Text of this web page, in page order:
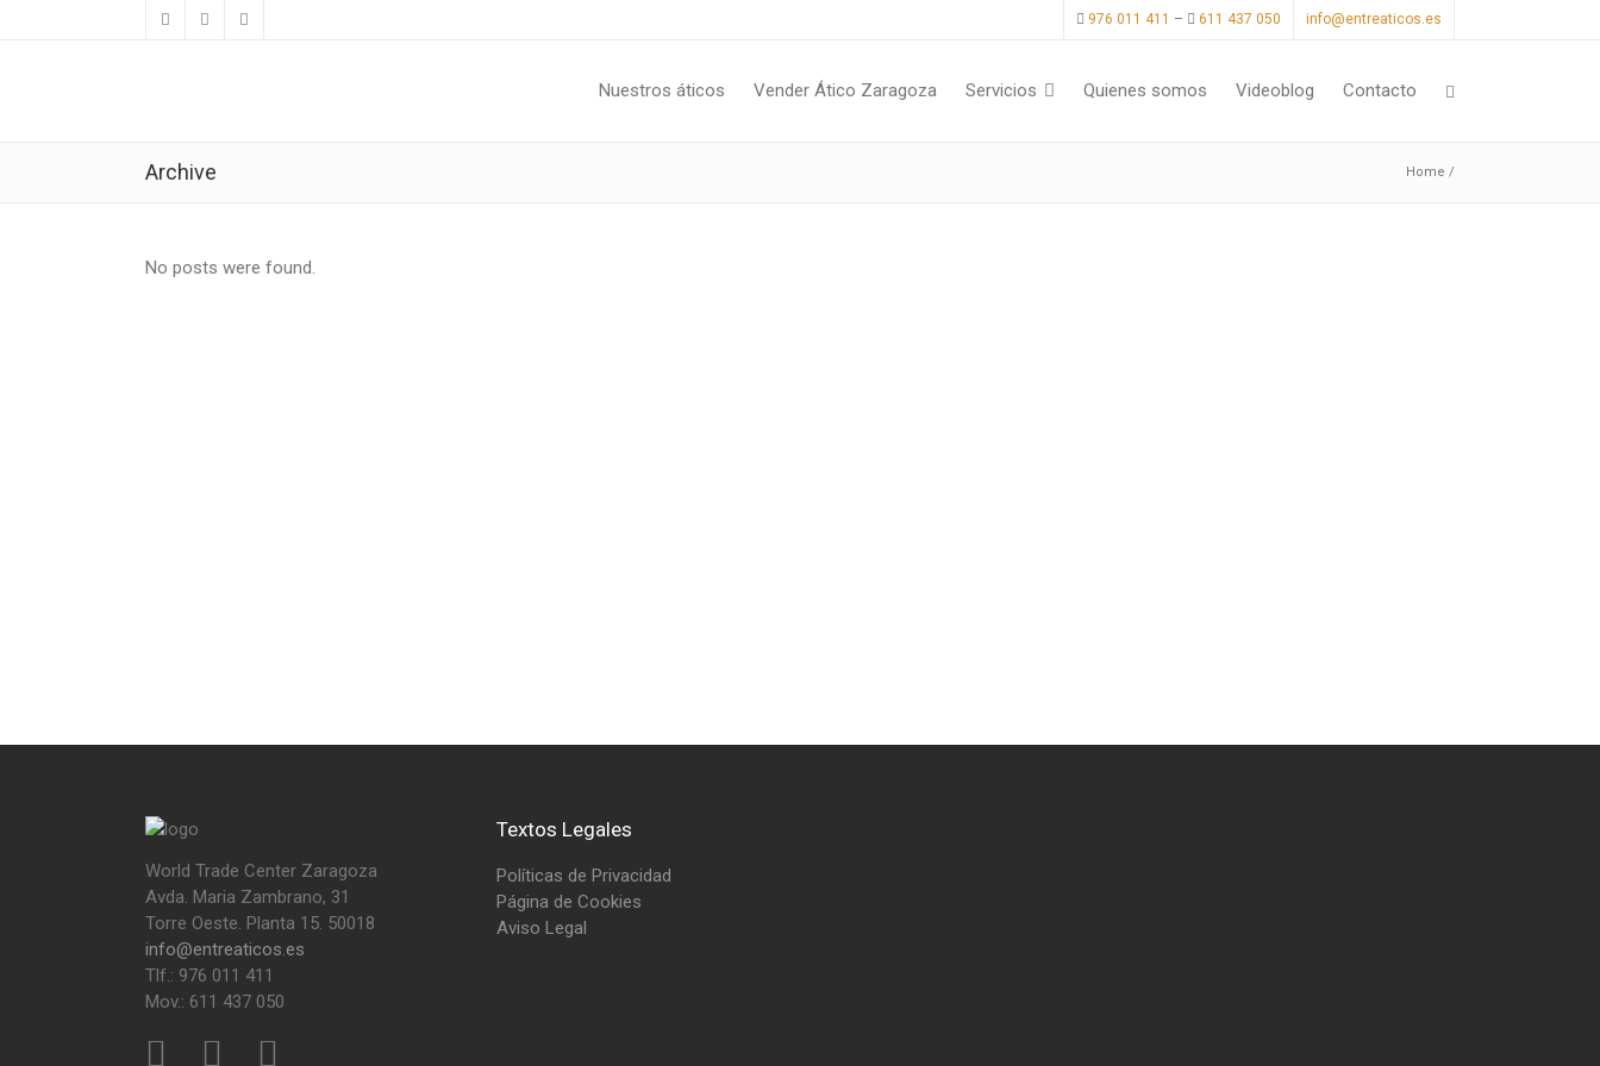
976 011 411 – 611 437 050 info@entreaticos.es
Nuestros áticos Vender Ático Zaragoza Servicios Quienes somos Videoblog Contacto
Archive Home /
No posts were found.
World Trade Center Zaragoza
Avda. Maria Zambrano, 31
Torre Oeste. Planta 15. 50018
info@entreaticos.es
Tlf.: 976 011 411
Mov.: 611 437 050
Textos Legales
Políticas de Privacidad
Página de Cookies
Aviso Legal